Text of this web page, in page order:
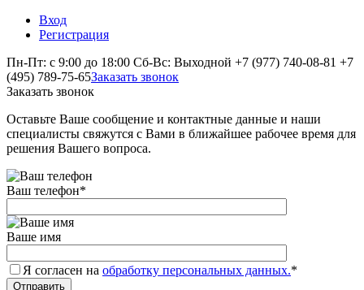
Вход
Регистрация
Пн-Пт: с 9:00 до 18:00 Сб-Вс: Выходной +7 (977) 740-08-81 +7
(495) 789-75-65Заказать звонок
Заказать звонок
Оставьте Ваше сообщение и контактные данные и наши
специалисты свяжутся с Вами в ближайшее рабочее время для
решения Вашего вопроса.
Ваш телефон*
Ваше имя
Я согласен на обработку персональных данных.*